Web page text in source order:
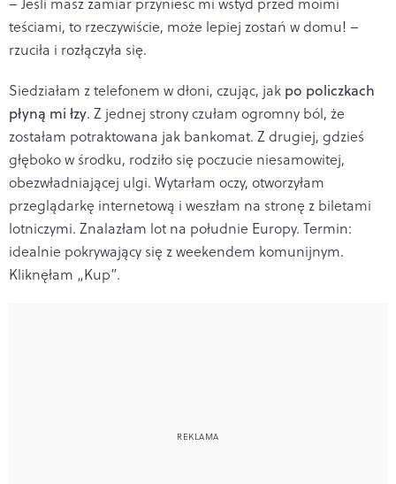
teściami, to rzeczywiście, może lepiej zostań w domu! –
rzuciła i rozłączyła się.
Siedziałam z telefonem w dłoni, czując, jak po policzkach
płyną mi łzy. Z jednej strony czułam ogromny ból, że
zostałam potraktowana jak bankomat. Z drugiej, gdzieś
głęboko w środku, rodziło się poczucie niesamowitej,
obezwładniającej ulgi. Wytarłam oczy, otworzyłam
przeglądarkę internetową i weszłam na stronę z biletami
lotniczymi. Znalazłam lot na południe Europy. Termin:
idealnie pokrywający się z weekendem komunijnym.
Kliknęłam „Kup”.